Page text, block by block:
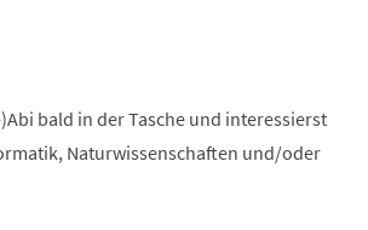
bald in der Tasche und interessierst
Naturwissenschaften und/oder